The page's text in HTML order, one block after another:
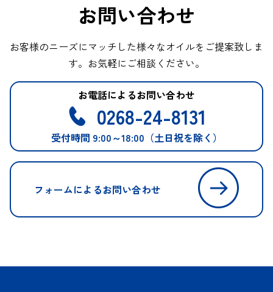
お問い合わせ
お客様のニーズにマッチした様々なオイルをご提案致しま
す。お気軽にご相談ください。
お電話によるお問い合わせ
0268-24-8131
受付時間 9:00～18:00（土日祝を除く）
フォームによるお問い合わせ